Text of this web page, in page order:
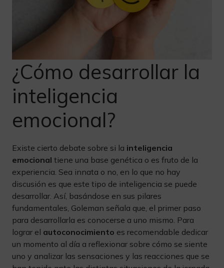
¿Cómo desarrollar la
inteligencia
emocional?
Existe cierto debate sobre si la inteligencia
emocional tiene una base genética o es fruto de la
experiencia. Sea innata o no, en lo que no hay
discusión es que este tipo de inteligencia se puede
desarrollar. Así, basándose en sus pilares
fundamentales, Goleman señala que, el primer paso
para desarrollarla es conocerse a uno mismo. Para
lograr el autoconocimiento es recomendable dedicar
un momento al día a reflexionar sobre cómo se siente
uno y analizar las sensaciones y las reacciones que se